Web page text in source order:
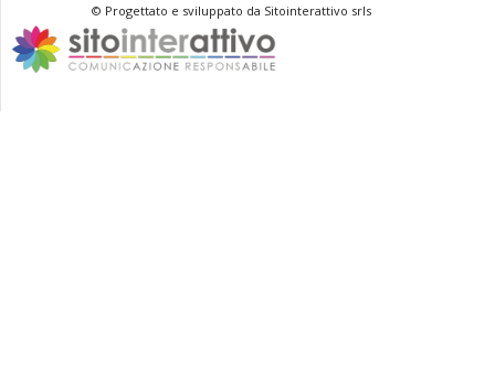
© Progettato e sviluppato da Sitointerattivo srls